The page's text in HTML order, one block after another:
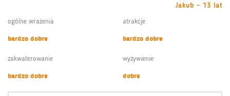
Jakub - 13 lat
ogólne wrażenia
bardzo dobre
atrakcje
bardzo dobre
zakwaterowanie
bardzo dobre
wyżywienie
dobre